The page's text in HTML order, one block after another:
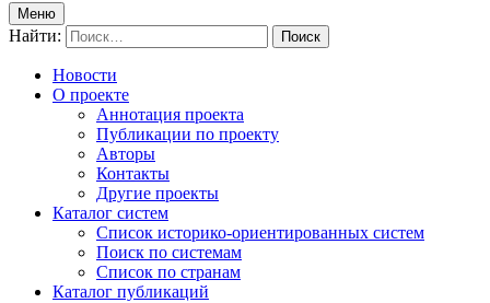
Меню
Найти:
Новости
О проекте
Аннотация проекта
Публикации по проекту
Авторы
Контакты
Другие проекты
Каталог систем
Список историко-ориентированных систем
Поиск по системам
Список по странам
Каталог публикаций